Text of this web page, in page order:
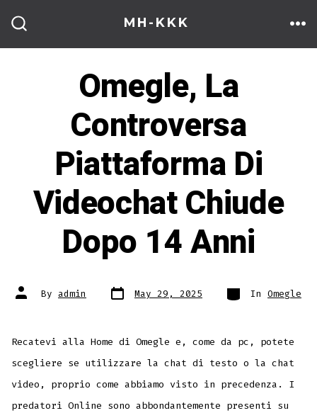
content
MH-KKK
Omegle, La
Controversa
Piattaforma Di
Videochat Chiude
Dopo 14 Anni
Post
author
By admin Post
date May 29, 2025 Categories
In Omegle
Recatevi alla Home di Omegle e, come da pc, potete
scegliere se utilizzare la chat di testo o la chat
video, proprio come abbiamo visto in precedenza. I
predatori Online sono abbondantemente presenti su